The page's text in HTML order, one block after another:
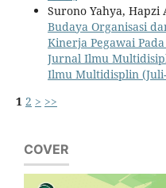
Surono Yahya, Hapzi
Budaya Organisasi
Kinerja Pegawai
Jurnal Ilmu
Ilmu Multidisplin
1 2 > >>
COVER